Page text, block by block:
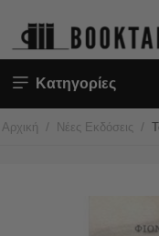
Κατηγορίες
Αρχική / Νέες Εκδόσεις /